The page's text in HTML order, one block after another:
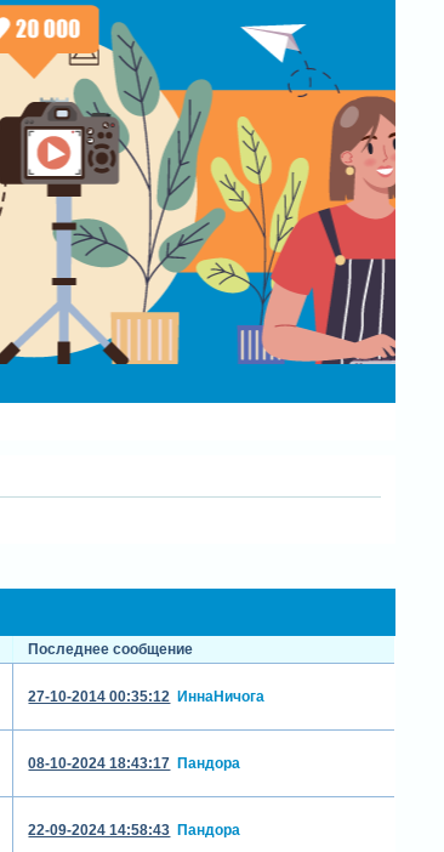
Последнее сообщение
27-10-2014 00:35:12 ИннаНичога
08-10-2024 18:43:17 Пандора
22-09-2024 14:58:43 Пандора